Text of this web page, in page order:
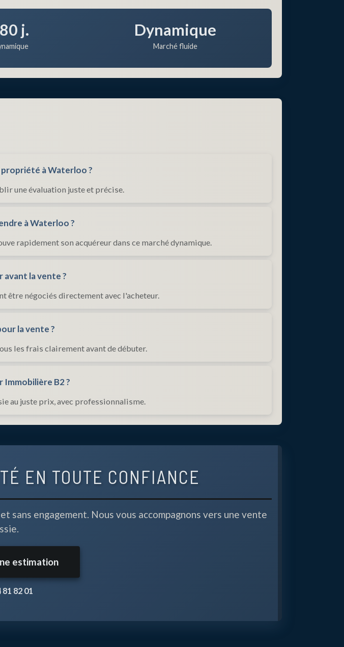
j. Dynamique
Marché fluide
à Waterloo ?
une évaluation juste et précise.
à Waterloo ?
rapidement son acquéreur dans ce marché dynamique.
avant la vente ?
être négociés directement avec l'acheteur.
la vente ?
les frais clairement avant de débuter.
Immobilière B2 ?
au juste prix, avec professionnalisme.
EN TOUTE CONFIANCE
engagement. Nous vous accompagnons vers une vente
estimation
81 82 01